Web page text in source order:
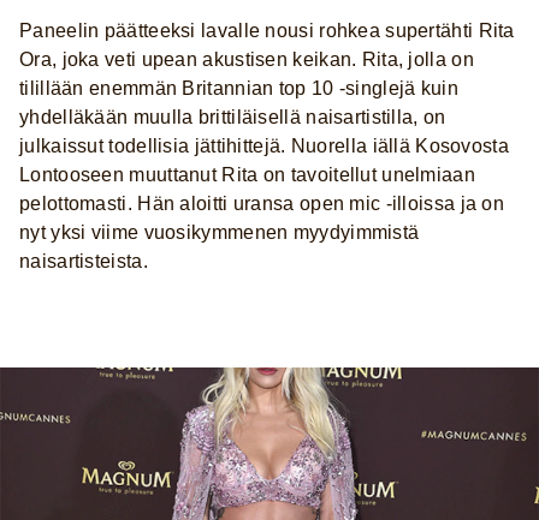
Paneelin päätteeksi lavalle nousi rohkea supertähti Rita
Ora, joka veti upean akustisen keikan. Rita, jolla on
tilillään enemmän Britannian top 10 -singlejä kuin
yhdelläkään muulla brittiläisellä naisartistilla, on
julkaissut todellisia jättihittejä. Nuorella iällä Kosovosta
Lontooseen muuttanut Rita on tavoitellut unelmiaan
pelottomasti. Hän aloitti uransa open mic -illoissa ja on
nyt yksi viime vuosikymmenen myydyimmistä
naisartisteista.